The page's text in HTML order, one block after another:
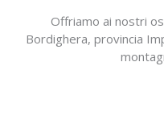
Offriamo ai nostri
Bordighera, provincia